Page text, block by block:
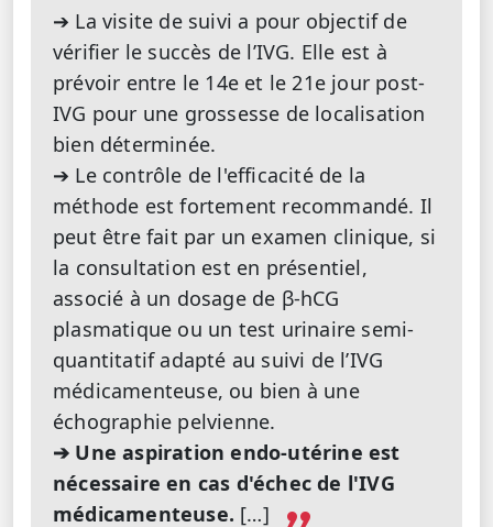
➔ La visite de suivi a pour objectif de
vérifier le succès de l’IVG. Elle est à
prévoir entre le 14e et le 21e jour post-
IVG pour une grossesse de localisation
bien déterminée.
➔ Le contrôle de l'efficacité de la
méthode est fortement recommandé. Il
peut être fait par un examen clinique, si
la consultation est en présentiel,
associé à un dosage de β-hCG
plasmatique ou un test urinaire semi-
quantitatif adapté au suivi de l’IVG
médicamenteuse, ou bien à une
échographie pelvienne.
➔ Une aspiration endo-utérine est
nécessaire en cas d'échec de l'IVG
médicamenteuse. […]